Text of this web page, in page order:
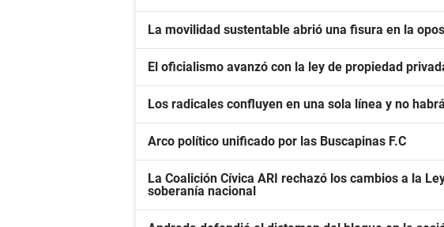
La movilidad sustentable abrió una fisura en la
El oficialismo avanzó con la ley de propiedad
Los radicales confluyen en una sola línea y no
Arco político unificado por las Buscapinas F.C
La Coalición Cívica ARI rechazó los cambios a la
soberanía nacional